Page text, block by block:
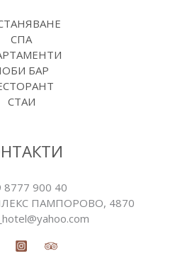
СПА
БАР
СТАИ
8777 900 40
ПАМПОРОВO, 4870